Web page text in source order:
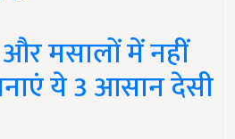
मसालों में नहीं
ये 3 आसान देसी